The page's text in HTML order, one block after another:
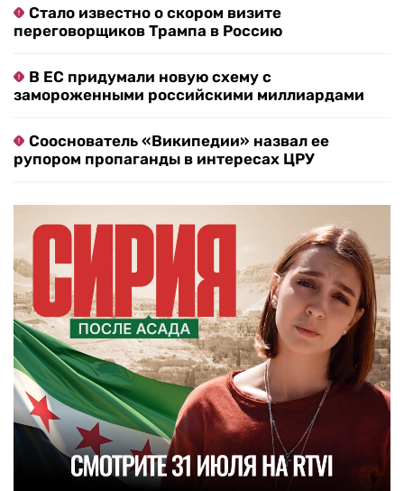
Стало известно о скором визите
переговорщиков Трампа в Россию
В ЕС придумали новую схему с
замороженными российскими миллиардами
Сооснователь «Википедии» назвал ее
рупором пропаганды в интересах ЦРУ